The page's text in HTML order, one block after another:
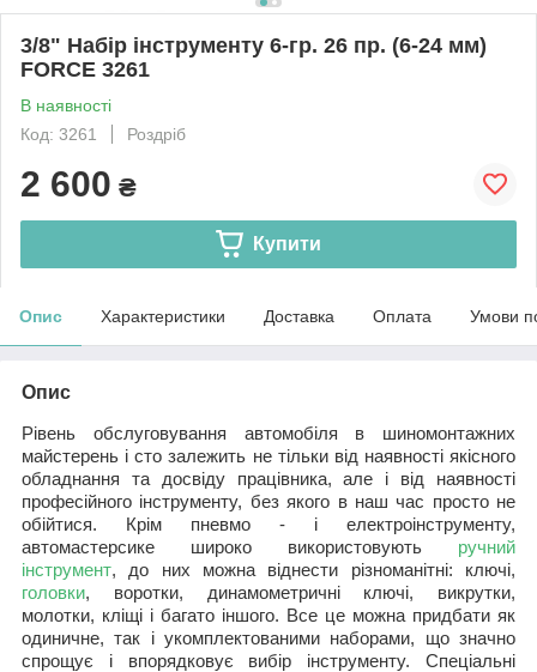
3/8" Набір інструменту 6-гр. 26 пр. (6-24 мм)
FORCE 3261
В наявності
Код: 3261
Роздріб
2 600 ₴
Купити
Опис Характеристики Доставка Оплата Умови
Опис
Рівень обслуговування автомобіля в шиномонтажних
майстерень і сто залежить не тільки від наявності якісного
обладнання та досвіду працівника, але і від наявності
професійного інструменту, без якого в наш час просто не
обійтися. Крім пневмо - і електроінструменту,
автомастерсике широко використовують ручний
інструмент, до них можна віднести різноманітні: ключі,
головки, воротки, динамометричні ключі, викрутки,
молотки, кліщі і багато іншого. Все це можна придбати як
одиничне, так і укомплектованими наборами, що значно
спрощує і впорядковує вибір інструменту. Спеціальні